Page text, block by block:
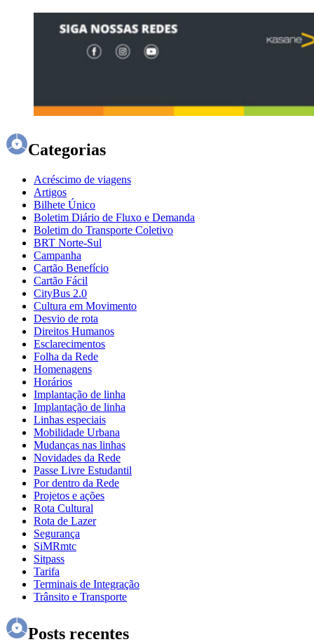
Categorias
Acréscimo de viagens
Artigos
Bilhete Único
Boletim Diário de Fluxo e Demanda
Boletim do Transporte Coletivo
BRT Norte-Sul
Campanha
Cartão Benefício
Cartão Fácil
CityBus 2.0
Cultura em Movimento
Desvio de rota
Direitos Humanos
Esclarecimentos
Folha da Rede
Homenagens
Horários
Implantação de linha
Implantação de linha
Linhas especiais
Mobilidade Urbana
Mudanças nas linhas
Novidades da Rede
Passe Livre Estudantil
Por dentro da Rede
Projetos e ações
Rota Cultural
Rota de Lazer
Segurança
SiMRmtc
Sitpass
Tarifa
Terminais de Integração
Trânsito e Transporte
Posts recentes